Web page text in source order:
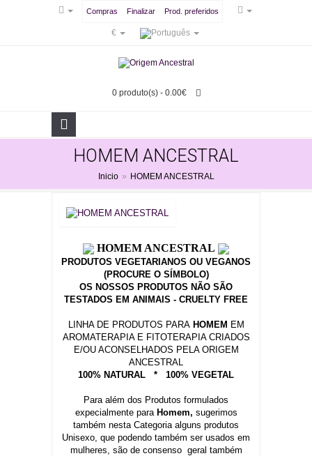
Compras Finalizar Prod. preferidos
€
0 produto(s) - 0.00€
HOMEM ANCESTRAL
Inicio » HOMEM ANCESTRAL
HOMEM ANCESTRAL
PRODUTOS VEGETARIANOS OU VEGANOS
(PROCURE O SÍMBOLO)
OS NOSSOS PRODUTOS NÃO SÃO
TESTADOS EM ANIMAIS - CRUELTY FREE
LINHA DE PRODUTOS PARAHOMEM EM
AROMATERAPIA E FITOTERAPIA CRIADOS
E/OU ACONSELHADOS PELA ORIGEM
ANCESTRAL
100% NATURAL * 100% VEGETAL
Para além dos Produtos formulados
expecialmente para Homem, sugerimos
também nesta Categoria alguns produtos
Unisexo, que podendo também ser usados em
mulheres, são de consenso geral também